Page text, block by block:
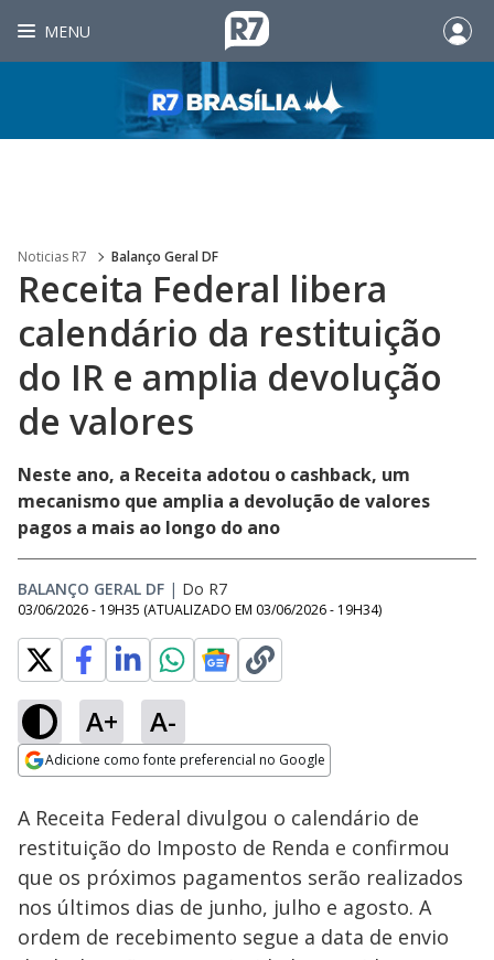
MENU
Noticias R7 Balanço Geral DF
Receita Federal libera
calendário da restituição
do IR e amplia devolução
de valores
Neste ano, a Receita adotou o cashback, um
mecanismo que amplia a devolução de valores
pagos a mais ao longo do ano
BALANÇO GERAL DF | Do R7
03/06/2026 - 19H35 (ATUALIZADO EM 03/06/2026 - 19H34)
A+ A-
Adicione como fonte preferencial no Google
Ativar
Loaded
33.64%
A Receita Federal divulgou o calendário de
restituição do Imposto de Renda e confirmou
que os próximos pagamentos serão realizados
nos últimos dias de junho, julho e agosto. A
ordem de recebimento segue a data de envio